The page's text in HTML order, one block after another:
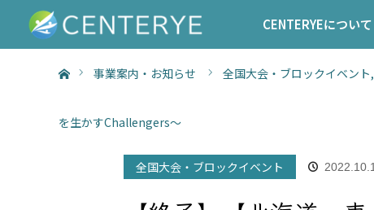
CENTERYEについて
事業案内・お知らせ
全国大会・ブロックイベント,
を生かすChallengers
全国大会・ブロックイベント